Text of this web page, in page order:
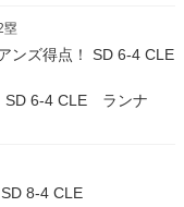
塁
ンズ得点！ SD 6-4 CLE
SD 6-4 CLE ランナ
8-4 CLE